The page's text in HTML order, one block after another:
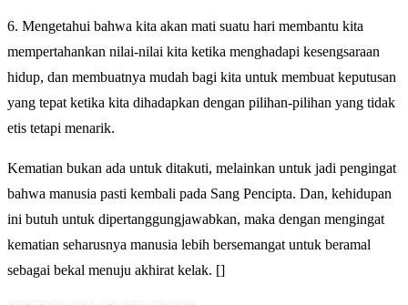
6. Mengetahui bahwa kita akan mati suatu hari membantu kita
mempertahankan nilai-nilai kita ketika menghadapi kesengsaraan
hidup, dan membuatnya mudah bagi kita untuk membuat keputusan
yang tepat ketika kita dihadapkan dengan pilihan-pilihan yang tidak
etis tetapi menarik.
Kematian bukan ada untuk ditakuti, melainkan untuk jadi pengingat
bahwa manusia pasti kembali pada Sang Pencipta. Dan, kehidupan
ini butuh untuk dipertanggungjawabkan, maka dengan mengingat
kematian seharusnya manusia lebih bersemangat untuk beramal
sebagai bekal menuju akhirat kelak. []